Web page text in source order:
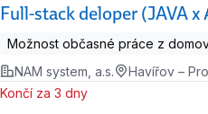
Full-stack deloper (JAVA x
Možnost občasné práce z
NAM system, a.s.
Havířov –
Končí za 3 dny